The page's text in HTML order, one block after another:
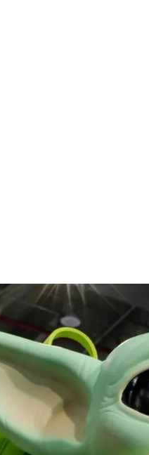
Пара фігур Бебі Йоди на
AP/
та навчає вашу
копій.
від електронних
Десятка
музеєм гри у Нью-
іграшок. Він
іграшок автори
розповідає про те,